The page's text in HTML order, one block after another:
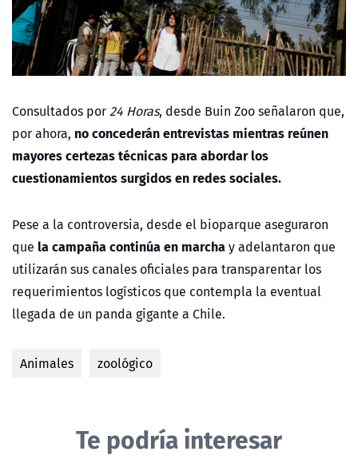
Consultados por24 Horas, desde Buin Zoo señalaron que,
por ahora, no concederán entrevistas mientras reúnen
mayores certezas técnicas para abordar los
cuestionamientos surgidos en redes sociales.
Pese a la controversia, desde el bioparque aseguraron
que la campaña continúa en marchay adelantaron que
utilizarán sus canales oficiales para transparentar los
requerimientos logísticos que contempla la eventual
llegada de un panda gigante a Chile.
Animales zoológico
Te podría interesar